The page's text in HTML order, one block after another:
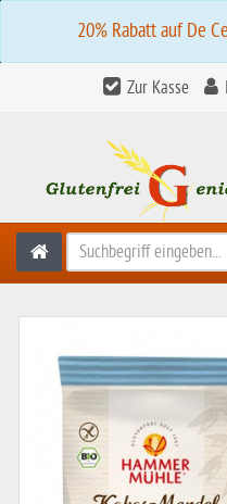
20% Rabatt auf De
Zur Kasse